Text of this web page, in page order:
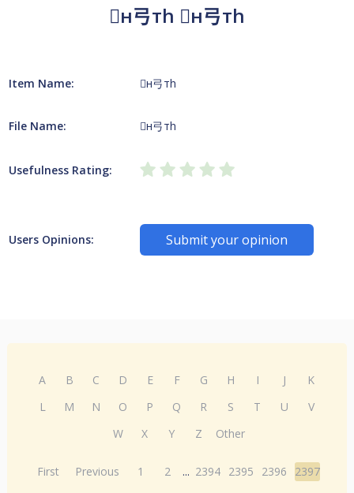
н⼸тh н⼸тh
Item Name: н⼸тh
File Name: н⼸тh
Usefulness Rating:
Users Opinions: Submit your opinion
A B C D E F G H I J
K
L
M N O P Q R S T U
V
W
X Y Z Other
First Previous 1 2 ... 2394 2395 2396
2397